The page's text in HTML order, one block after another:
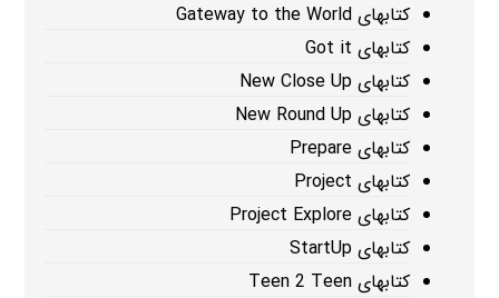
کتابهای Gateway to the World
کتابهای Got it
کتابهای New Close Up
کتابهای New Round Up
کتابهای Prepare
کتابهای Project
کتابهای Project Explore
کتابهای StartUp
کتابهای Teen 2 Teen